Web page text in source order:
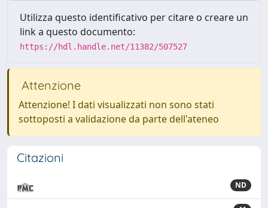
Utilizza questo identificativo per citare o creare un
link a questo documento:
https://hdl.handle.net/11382/507527
Attenzione
Attenzione! I dati visualizzati non sono stati
sottoposti a validazione da parte dell'ateneo
Citazioni
ND